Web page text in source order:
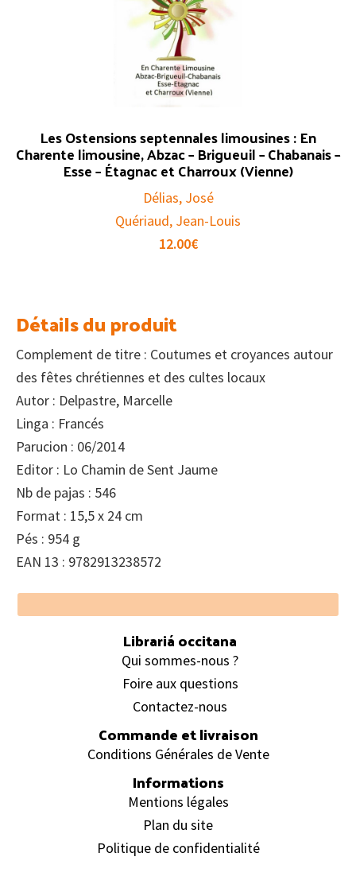
Les Ostensions septennales limousines : En
Charente limousine, Abzac – Brigueuil – Chabanais –
Esse – Étagnac et Charroux (Vienne)
Délias, José
Quériaud, Jean-Louis
12.00€
Détails du produit
Complement de titre : Coutumes et croyances autour
des fêtes chrétiennes et des cultes locaux
Autor : Delpastre, Marcelle
Linga : Francés
Parucion : 06/2014
Editor : Lo Chamin de Sent Jaume
Nb de pajas : 546
Format : 15,5 x 24 cm
Pés : 954 g
EAN 13 : 9782913238572
Footer
Librariá occitana
Qui sommes-nous ?
Foire aux questions
Contactez-nous
Commande et livraison
Conditions Générales de Vente
Informations
Mentions légales
Plan du site
Politique de confidentialité